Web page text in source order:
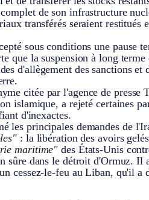
de son infrastructure
transférés seraient restitués
sous conditions une pause
que la suspension à long terme
d'allègement des sanctions et
citée par l'agence de presse
islamique, a rejeté certaines
d'inexactes.
les principales demandes de
: la libération des avoirs
maritime" des États-Unis
sûre dans le détroit d'Ormuz. Il
cessez-le-feu au Liban, qu'il a